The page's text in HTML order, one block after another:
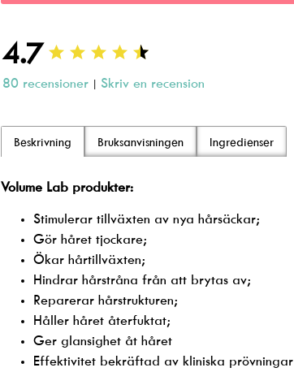
4.7
80 recensioner | Skriv en recension
Beskrivning Bruksanvisningen Ingredienser
Volume Lab produkter:
Stimulerar tillväxten av nya hårsäckar;
Gör håret tjockare;
Ökar hårtillväxten;
Hindrar hårstråna från att brytas av;
Reparerar hårstrukturen;
Håller håret återfuktat;
Ger glansighet åt håret
Effektivitet bekräftad av kliniska prövningar